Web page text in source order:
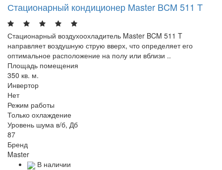
Стационарный кондиционер Master BCM 511 T
Стационарный воздухоохладитель Master BCM 511 T
направляет воздушную струю вверх, что определяет его
оптимальное расположение на полу или вблизи ..
Площадь помещения
350 кв. м.
Инвертор
Нет
Режим работы
Только охлаждение
Уровень шума в/б, Дб
87
Бренд
Master
В наличии